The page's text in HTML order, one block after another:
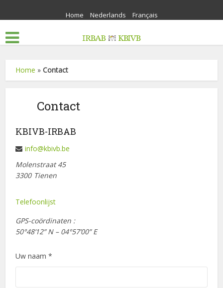
Home Nederlands Français
Home »Contact
Contact
KBIVB-IRBAB
info@kbivb.be
Molenstraat 45
3300 Tienen
Telefoonlijst
GPS-coördinaten :
50°48’12” N – 04°57’00” E
Uw naam *